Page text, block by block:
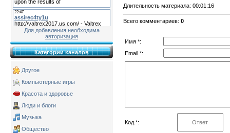
Для добавления необходима
авторизация
Категории каналов
Другое
Компьютерные игры
Красота и здоровье
Люди и блоги
Музыка
Общество
Длительность материала: 00:01:16
Всего комментариев: 0
Имя *:
Email *:
Код *: